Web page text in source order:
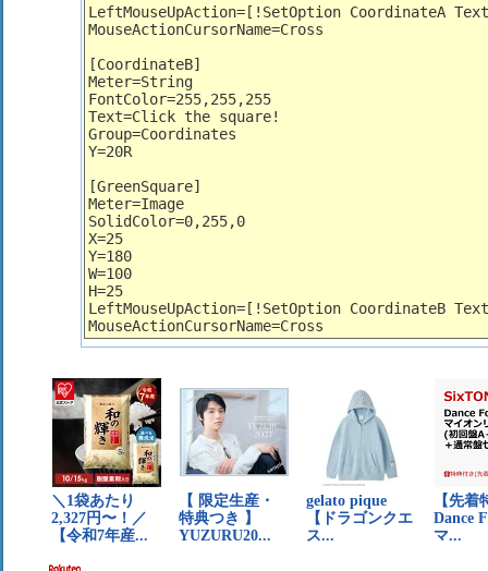
LeftMouseUpAction=[!SetOption CoordinateA
MouseActionCursorName=Cross
[CoordinateB]
Meter=String
FontColor=255,255,255
Text=Click the square!
Group=Coordinates
Y=20R
[GreenSquare]
Meter=Image
SolidColor=0,255,0
X=25
Y=180
W=100
H=25
LeftMouseUpAction=[!SetOption CoordinateB
MouseActionCursorName=Cross